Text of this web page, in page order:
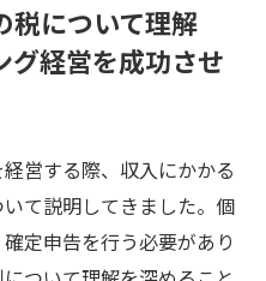
税について理解
グ経営を成功させ
営する際、収入にかかる
て説明してきました。個
定申告を行う必要があり